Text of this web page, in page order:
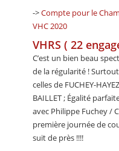
->Compte pour le
VHC 2020
VHRS ( 22
C’est un bien beau
de la régularité !
celles de FUCHEY-
BAILLET ; Égalité
avec Philippe Fuchey /
première journée de
suit de près !!!!